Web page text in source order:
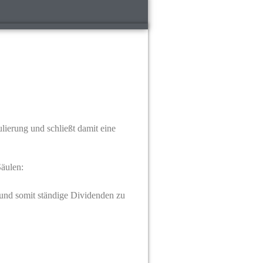
und schließt damit eine
somit ständige Dividenden zu